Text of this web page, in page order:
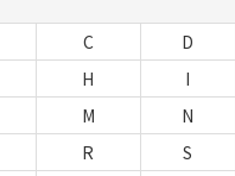
C D
H I
M N
R S